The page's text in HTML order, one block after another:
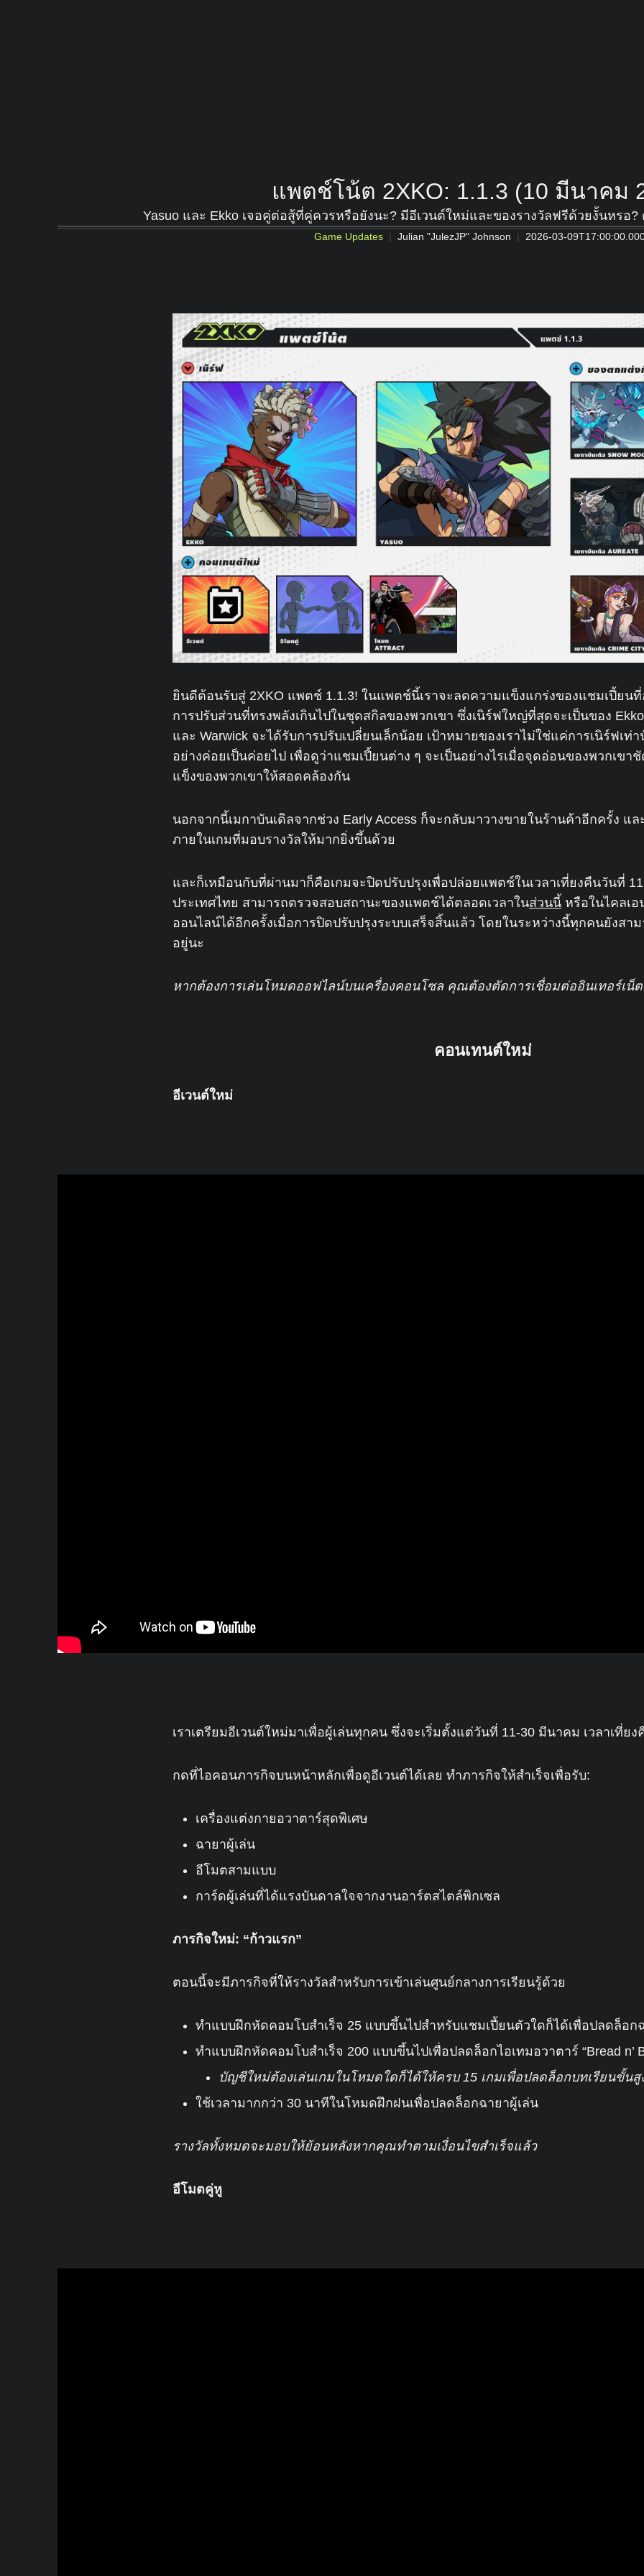
แพตช์โน้ต 2XKO: 1.1.3 (10 มีนาคม
Yasuo และ Ekko เจอคู่ต่อสู้ที่คู่ควรหรือยังนะ? มีอีเวนต์ใหม่และของรางวัลฟรีด้วยงั้นหรอ?
Game Updates Julian "JulezJP" Johnson 2026-03-
ยินดีต้อนรับสู่ 2XKO แพตช์ 1.1.3! ในแพตช์นี้เราจะลดความแข็งแกร่งของแชมเปี้ยน
การปรับส่วนที่ทรงพลังเกินไปในชุดสกิลของพวกเขา ซึ่งเนิร์ฟใหญ่ที่สุดจะเป็นของ
และ Warwick จะได้รับการปรับเปลี่ยนเล็กน้อย เป้าหมายของเราไม่ใช่แค่การเนิร์ฟเท่
อย่างค่อยเป็นค่อยไป เพื่อดูว่าแชมเปี้ยนต่าง ๆ จะเป็นอย่างไรเมื่อจุดอ่อนของพวกเข
แข็งของพวกเขาให้สอดคล้องกัน
นอกจากนี้เมกาบันเดิลจากช่วง Early Access ก็จะกลับมาวางขายในร้านค้าอีกครั้ง แ
ภายในเกมที่มอบรางวัลให้มากยิ่งขึ้นด้วย
และก็เหมือนกับที่ผ่านมาก็คือเกมจะปิดปรับปรุงเพื่อปล่อยแพตช์ในเวลาเที่ยงคืนวันที่
ประเทศไทย สามารถตรวจสอบสถานะของแพตช์ได้ตลอดเวลาในส่วนนี้ หรือในไคลเ
ออนไลน์ได้อีกครั้งเมื่อการปิดปรับปรุงระบบเสร็จสิ้นแล้ว โดยในระหว่างนี้ทุกคนยังสาม
อยู่นะ
หากต้องการเล่นโหมดออฟไลน์บนเครื่องคอนโซล คุณต้องตัดการเชื่อมต่ออินเทอร์เน็ต
คอนเทนต์ใหม่
อีเวนต์ใหม่
เราเตรียมอีเวนต์ใหม่มาเพื่อผู้เล่นทุกคน ซึ่งจะเริ่มตั้งแต่วันที่ 11-30 มีนาคม เวลาเที่ยง
กดที่ไอคอนภารกิจบนหน้าหลักเพื่อดูอีเวนต์ได้เลย ทำภารกิจให้สำเร็จเพื่อรับ:
เครื่องแต่งกายอวาตาร์สุดพิเศษ
ฉายาผู้เล่น
อีโมตสามแบบ
การ์ดผู้เล่นที่ได้แรงบันดาลใจจากงานอาร์ตสไตล์พิกเซล
ภารกิจใหม่: “ก้าวแรก”
ตอนนี้จะมีภารกิจที่ให้รางวัลสำหรับการเข้าเล่นศูนย์กลางการเรียนรู้ด้วย
ทำแบบฝึกหัดคอมโบสำเร็จ 25 แบบขึ้นไปสำหรับแชมเปี้ยนตัวใดก็ได้เพื่อปลดล็อก
ทำแบบฝึกหัดคอมโบสำเร็จ 200 แบบขึ้นไปเพื่อปลดล็อกไอเทมอวาตาร์ “Bread n’
บัญชีใหม่ต้องเล่นเกมในโหมดใดก็ได้ให้ครบ 15 เกมเพื่อปลดล็อกบทเรียนขั้นสู
ใช้เวลามากกว่า 30 นาทีในโหมดฝึกฝนเพื่อปลดล็อกฉายาผู้เล่น
รางวัลทั้งหมดจะมอบให้ย้อนหลังหากคุณทำตามเงื่อนไขสำเร็จแล้ว
อีโมตคู่หู